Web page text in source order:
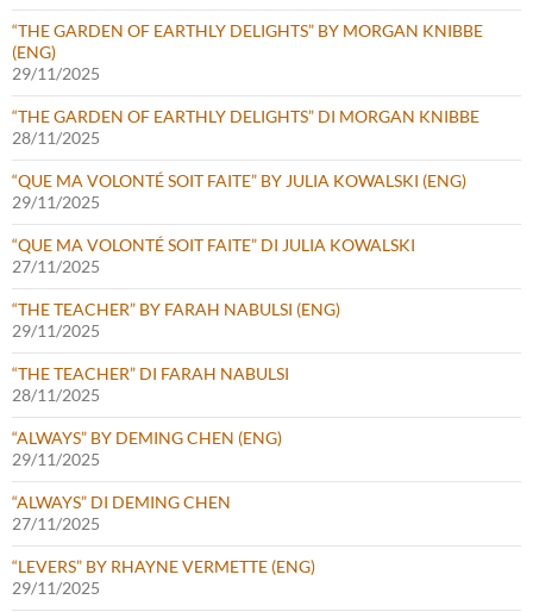
“THE GARDEN OF EARTHLY DELIGHTS” BY MORGAN KNIBBE
(ENG)
29/11/2025
“THE GARDEN OF EARTHLY DELIGHTS” DI MORGAN KNIBBE
28/11/2025
“QUE MA VOLONTÉ SOIT FAITE” BY JULIA KOWALSKI (ENG)
29/11/2025
“QUE MA VOLONTÉ SOIT FAITE” DI JULIA KOWALSKI
27/11/2025
“THE TEACHER” BY FARAH NABULSI (ENG)
29/11/2025
“THE TEACHER” DI FARAH NABULSI
28/11/2025
“ALWAYS” BY DEMING CHEN (ENG)
29/11/2025
“ALWAYS” DI DEMING CHEN
27/11/2025
“LEVERS” BY RHAYNE VERMETTE (ENG)
29/11/2025